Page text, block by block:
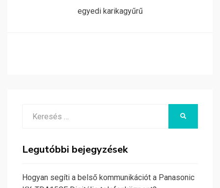
egyedi karikagyűrű
Legutóbbi bejegyzések
Hogyan segíti a belső kommunikációt a Panasonic